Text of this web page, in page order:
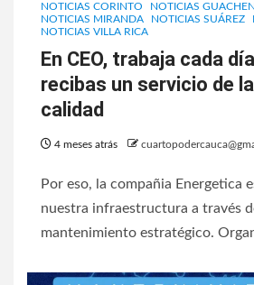
NOTICIAS CORINTO
NOTICIAS
NOTICIAS MIRANDA
NOTICIAS SUÁREZ
NOTICIAS VILLA RICA
En CEO, trabaja cada
recibas un servicio de
calidad
4 meses atrás
Por eso, la compañia Energetica
nuestra infraestructura a través
mantenimiento estratégico.